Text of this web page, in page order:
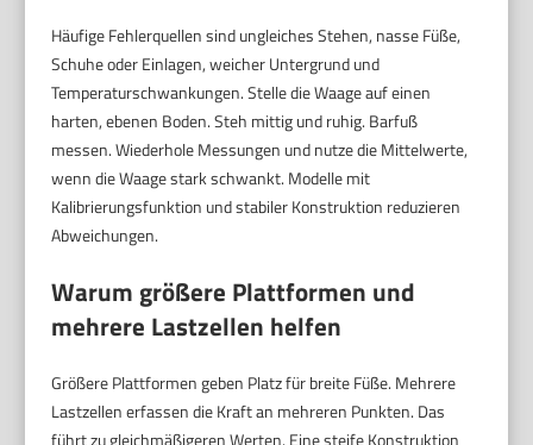
Häufige Fehlerquellen sind ungleiches Stehen, nasse Füße,
Schuhe oder Einlagen, weicher Untergrund und
Temperaturschwankungen. Stelle die Waage auf einen
harten, ebenen Boden. Steh mittig und ruhig. Barfuß
messen. Wiederhole Messungen und nutze die Mittelwerte,
wenn die Waage stark schwankt. Modelle mit
Kalibrierungsfunktion und stabiler Konstruktion reduzieren
Abweichungen.
Warum größere Plattformen und
mehrere Lastzellen helfen
Größere Plattformen geben Platz für breite Füße. Mehrere
Lastzellen erfassen die Kraft an mehreren Punkten. Das